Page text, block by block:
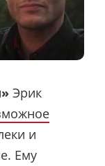
Эрик
и
Ему